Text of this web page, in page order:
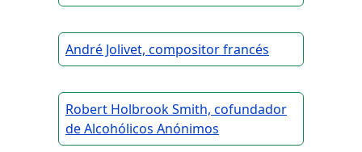
André Jolivet, compositor francés
Robert Holbrook Smith, cofundador
de Alcohólicos Anónimos